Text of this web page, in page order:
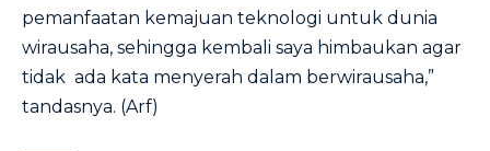
pemanfaatan kemajuan teknologi untuk dunia
wirausaha, sehingga kembali saya himbaukan agar
tidak ada kata menyerah dalam berwirausaha,”
tandasnya. (Arf)